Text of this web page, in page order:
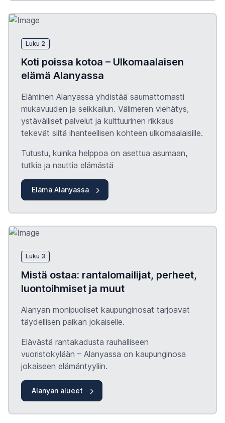
Luku 2
Koti poissa kotoa – Ulkomaalaisen
elämä Alanyassa
Eläminen Alanyassa yhdistää saumattomasti
mukavuuden ja seikkailun. Välimeren viehätys,
ystävälliset palvelut ja kulttuurinen rikkaus
tekevät siitä ihanteellisen kohteen ulkomaalaisille.
Tutustu, kuinka helppoa on asettua asumaan,
tutkia ja nauttia elämästä
Elämä Alanyassa
Luku 3
Mistä ostaa: rantalomailijat, perheet,
luontoihmiset ja muut
Alanyan monipuoliset kaupunginosat tarjoavat
täydellisen paikan jokaiselle.
Elävästä rantakadusta rauhalliseen
vuoristokylään – Alanyassa on kaupunginosa
jokaiseen elämäntyyliin.
Alanyan alueet